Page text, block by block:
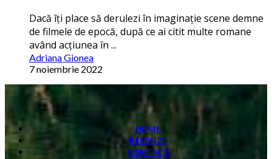
Dacă îţi place să derulezi în imaginaţie scene demne
de filmele de epocă, după ce ai citit multe romane
având acţiunea în ...
Adriana Gionea
7 noiembrie 2022
HOME
RECENZII
CONTACT